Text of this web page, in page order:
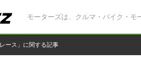
モーターズは、クルマ・バイク・モ
レース」に関する記事